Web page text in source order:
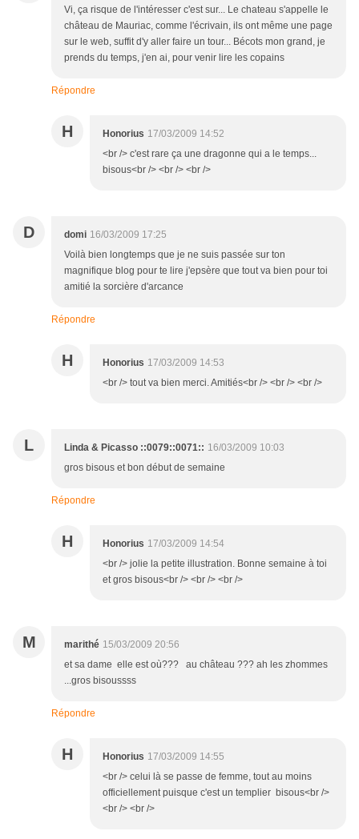
Vi, ça risque de l'intéresser c'est sur... Le chateau s'appelle le
château de Mauriac, comme l'écrivain, ils ont même une page
sur le web, suffit d'y aller faire un tour... Bécots mon grand, je
prends du temps, j'en ai, pour venir lire les copains
Répondre
H Honorius 17/03/2009 14:52
<br /> c'est rare ça une dragonne qui a le temps...
bisous<br /> <br /> <br />
D domi 16/03/2009 17:25
Voilà bien longtemps que je ne suis passée sur ton
magnifique blog pour te lire j'epsère que tout va bien pour toi
amitié la sorcière d'arcance
Répondre
H Honorius 17/03/2009 14:53
<br /> tout va bien merci. Amitiés<br /> <br /> <br />
L Linda & Picasso ::0079::0071:: 16/03/2009 10:03
gros bisous et bon début de semaine
Répondre
H Honorius 17/03/2009 14:54
<br /> jolie la petite illustration. Bonne semaine à toi
et gros bisous<br /> <br /> <br />
M marithé 15/03/2009 20:56
et sa dame elle est où??? au château ??? ah les zhommes
...gros bisoussss
Répondre
H Honorius 17/03/2009 14:55
<br /> celui là se passe de femme, tout au moins
officiellement puisque c'est un templier bisous<br />
<br /> <br />